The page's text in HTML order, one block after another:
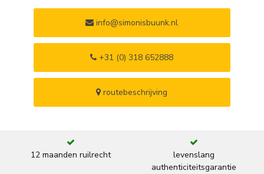
info@simonisbuunk.nl
+31 (0) 318 652888
routebeschrijving
12 maanden ruilrecht
levenslang
authenticiteitsgarantie